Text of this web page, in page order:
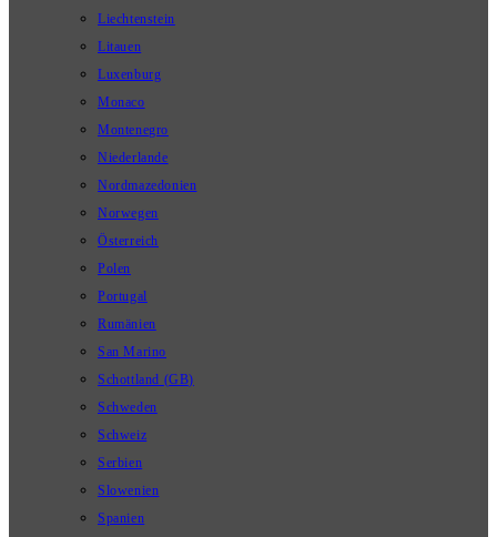
Liechtenstein
Litauen
Luxenburg
Monaco
Montenegro
Niederlande
Nordmazedonien
Norwegen
Österreich
Polen
Portugal
Rumänien
San Marino
Schottland (GB)
Schweden
Schweiz
Serbien
Slowenien
Spanien